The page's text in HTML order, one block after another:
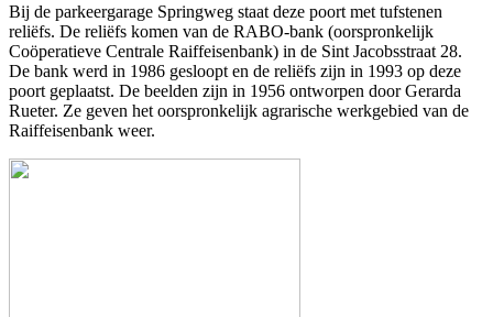
Bij de parkeergarage Springweg staat deze poort met tufstenen
reliëfs. De reliëfs komen van de RABO-bank (oorspronkelijk
Coöperatieve Centrale Raiffeisenbank) in de Sint Jacobsstraat 28.
De bank werd in 1986 gesloopt en de reliëfs zijn in 1993 op deze
poort geplaatst. De beelden zijn in 1956 ontworpen door Gerarda
Rueter. Ze geven het oorspronkelijk agrarische werkgebied van de
Raiffeisenbank weer.